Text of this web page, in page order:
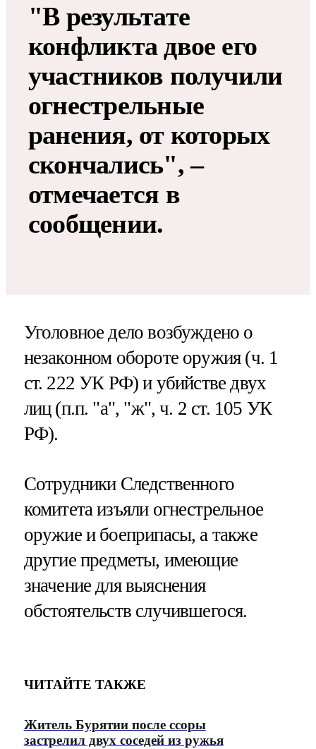
"В результате
конфликта двое его
участников получили
огнестрельные
ранения, от которых
скончались", –
отмечается в
сообщении.
Уголовное дело возбуждено о
незаконном обороте оружия (ч. 1
ст. 222 УК РФ) и убийстве двух
лиц (п.п. "а", "ж", ч. 2 ст. 105 УК
РФ).
Сотрудники Следственного
комитета изъяли огнестрельное
оружие и боеприпасы, а также
другие предметы, имеющие
значение для выяснения
обстоятельств случившегося.
ЧИТАЙТЕ ТАКЖЕ
Житель Бурятии после ссоры
застрелил двух соседей из ружья